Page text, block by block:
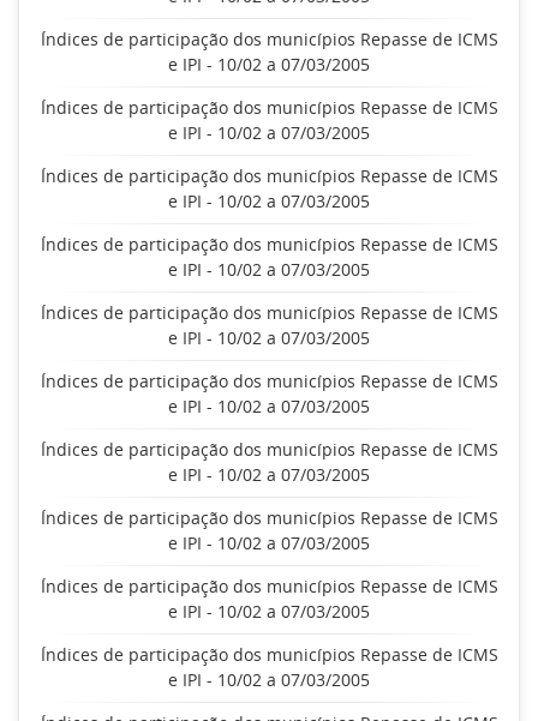
Índices de participação dos municípios Repasse de ICMS
e IPI - 10/02 a 07/03/2005
Índices de participação dos municípios Repasse de ICMS
e IPI - 10/02 a 07/03/2005
Índices de participação dos municípios Repasse de ICMS
e IPI - 10/02 a 07/03/2005
Índices de participação dos municípios Repasse de ICMS
e IPI - 10/02 a 07/03/2005
Índices de participação dos municípios Repasse de ICMS
e IPI - 10/02 a 07/03/2005
Índices de participação dos municípios Repasse de ICMS
e IPI - 10/02 a 07/03/2005
Índices de participação dos municípios Repasse de ICMS
e IPI - 10/02 a 07/03/2005
Índices de participação dos municípios Repasse de ICMS
e IPI - 10/02 a 07/03/2005
Índices de participação dos municípios Repasse de ICMS
e IPI - 10/02 a 07/03/2005
Índices de participação dos municípios Repasse de ICMS
e IPI - 10/02 a 07/03/2005